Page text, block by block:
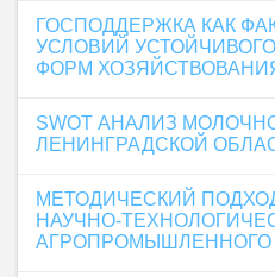
ГОСПОДДЕРЖКА КАК
УСЛОВИЙ
ФОРМ
SWOT АНАЛИЗ
ЛЕНИНГРАДСКОЙ
МЕТОДИЧЕСКИЙ
НАУЧНО-
АГРОПРОМЫШЛЕННОГО